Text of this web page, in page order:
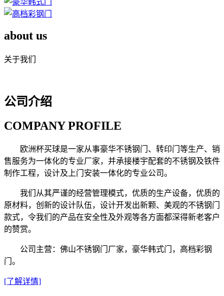
about us
关于我们
公司介绍
COMPANY PROFILE
欧洲杯买球是一家从事豪华不锈钢门、转印门等生产、销
售服务为一体化的专业厂家，并承接楼宇配套的不锈钢及铁件
制作工程，设计及上门安装一体化的专业公司。
我们从其严谨的经营管理模式，优质的生产设备，优质的
原材料，创新的设计队伍，设计开发出新颗、美观的不锈钢门
款式，令我们的产品在安全性及外观等各方面都深得新老客户
的赞赏。
公司主营：佛山不锈钢门厂家，豪华韩式门，高档彩钢
门。
[了解详情]